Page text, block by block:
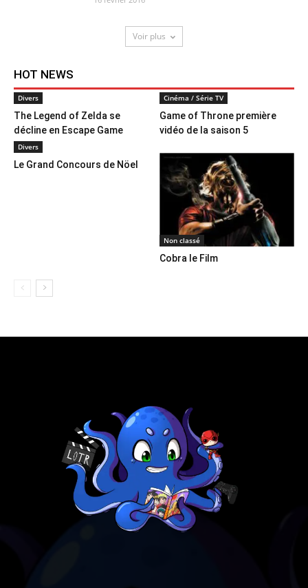
Voir plus
HOT NEWS
Divers
The Legend of Zelda se
décline en Escape Game
Cinéma / Série TV
Game of Throne première
vidéo de la saison 5
Divers
Le Grand Concours de Nöel
Non classé
Cobra le Film